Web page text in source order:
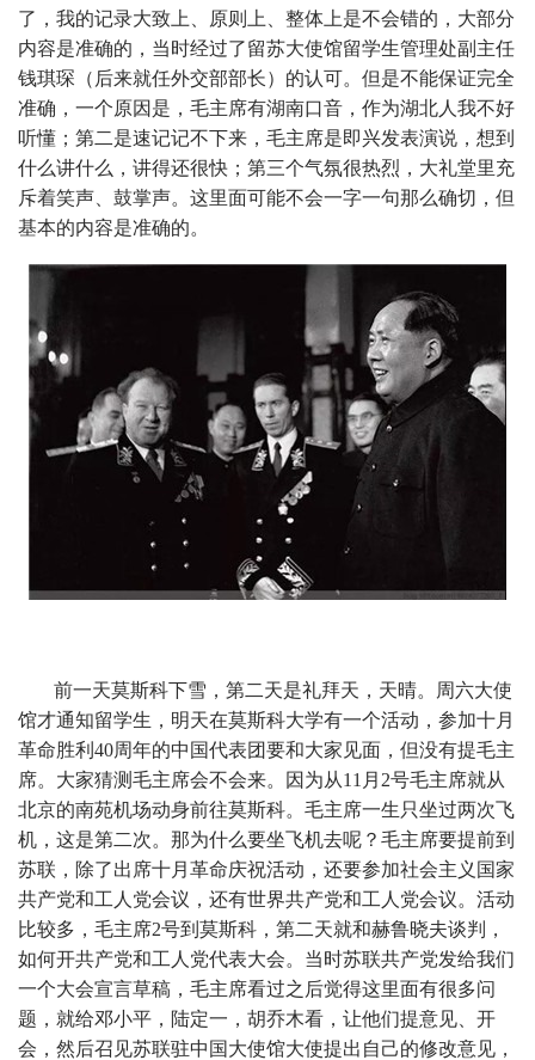
了，我的记录大致上、原则上、整体上是不会错的，大部分
内容是准确的，当时经过了留苏大使馆留学生管理处副主任
钱琪琛（后来就任外交部部长）的认可。但是不能保证完全
准确，一个原因是，毛主席有湖南口音，作为湖北人我不好
听懂；第二是速记记不下来，毛主席是即兴发表演说，想到
什么讲什么，讲得还很快；第三个气氛很热烈，大礼堂里充
斥着笑声、鼓掌声。这里面可能不会一字一句那么确切，但
基本的内容是准确的。
前一天莫斯科下雪，第二天是礼拜天，天晴。周六大使
馆才通知留学生，明天在莫斯科大学有一个活动，参加十月
革命胜利40周年的中国代表团要和大家见面，但没有提毛主
席。大家猜测毛主席会不会来。因为从11月2号毛主席就从
北京的南苑机场动身前往莫斯科。毛主席一生只坐过两次飞
机，这是第二次。那为什么要坐飞机去呢？毛主席要提前到
苏联，除了出席十月革命庆祝活动，还要参加社会主义国家
共产党和工人党会议，还有世界共产党和工人党会议。活动
比较多，毛主席2号到莫斯科，第二天就和赫鲁晓夫谈判，
如何开共产党和工人党代表大会。当时苏联共产党发给我们
一个大会宣言草稿，毛主席看过之后觉得这里面有很多问
题，就给邓小平，陆定一，胡乔木看，让他们提意见、开
会，然后召见苏联驻中国大使馆大使提出自己的修改意见，